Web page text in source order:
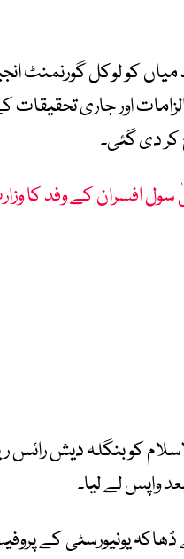
کو لوکل گورنمنٹ
اور جاری
افسران کے وفد کا
کو بنگلہ دیش رائس
یونیورسٹی کے